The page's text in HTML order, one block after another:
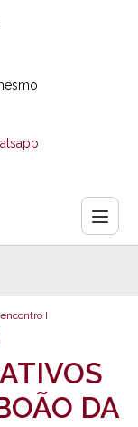
brindes
DA